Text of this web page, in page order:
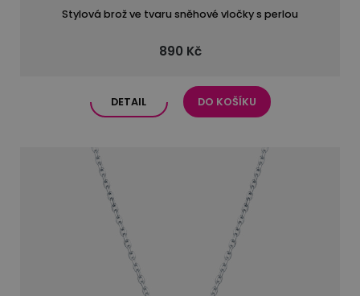
Stylová brož ve tvaru sněhové vločky s perlou
890 Kč
DETAIL DO KOŠÍKU